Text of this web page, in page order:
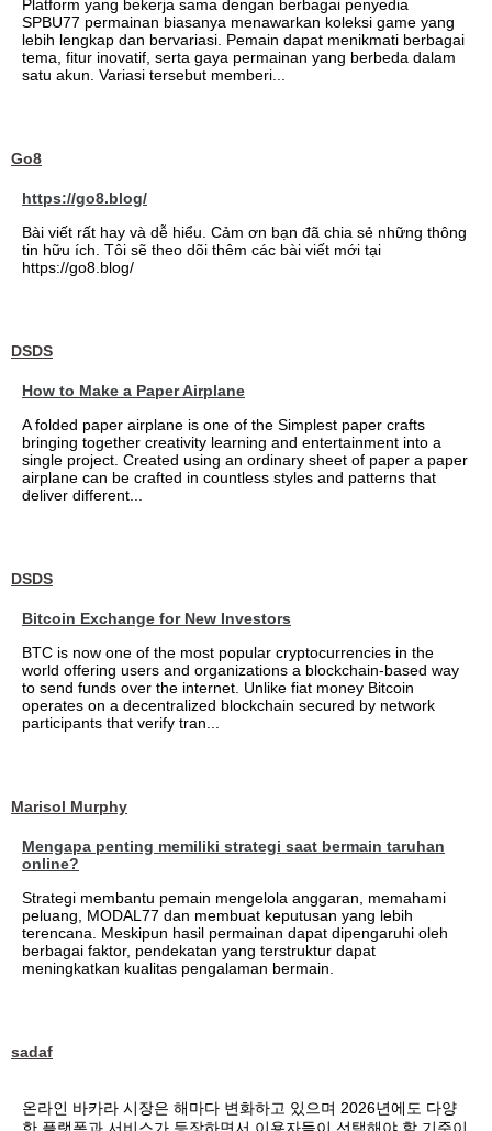
Platform yang bekerja sama dengan berbagai penyedia
SPBU77 permainan biasanya menawarkan koleksi game yang
lebih lengkap dan bervariasi. Pemain dapat menikmati berbagai
tema, fitur inovatif, serta gaya permainan yang berbeda dalam
satu akun. Variasi tersebut memberi...
Go8
https://go8.blog/
Bài viết rất hay và dễ hiểu. Cảm ơn bạn đã chia sẻ những thông
tin hữu ích. Tôi sẽ theo dõi thêm các bài viết mới tại
https://go8.blog/
DSDS
How to Make a Paper Airplane
A folded paper airplane is one of the Simplest paper crafts
bringing together creativity learning and entertainment into a
single project. Created using an ordinary sheet of paper a paper
airplane can be crafted in countless styles and patterns that
deliver different...
DSDS
Bitcoin Exchange for New Investors
BTC is now one of the most popular cryptocurrencies in the
world offering users and organizations a blockchain-based way
to send funds over the internet. Unlike fiat money Bitcoin
operates on a decentralized blockchain secured by network
participants that verify tran...
Marisol Murphy
Mengapa penting memiliki strategi saat bermain taruhan
online?
Strategi membantu pemain mengelola anggaran, memahami
peluang, MODAL77 dan membuat keputusan yang lebih
terencana. Meskipun hasil permainan dapat dipengaruhi oleh
berbagai faktor, pendekatan yang terstruktur dapat
meningkatkan kualitas pengalaman bermain.
sadaf
온라인 바카라 시장은 해마다 변화하고 있으며 2026년에도 다양